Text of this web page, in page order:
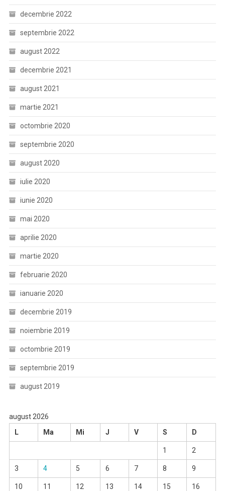
decembrie 2022
septembrie 2022
august 2022
decembrie 2021
august 2021
martie 2021
octombrie 2020
septembrie 2020
august 2020
iulie 2020
iunie 2020
mai 2020
aprilie 2020
martie 2020
februarie 2020
ianuarie 2020
decembrie 2019
noiembrie 2019
octombrie 2019
septembrie 2019
august 2019
august 2026
L
Ma Mi J V S D
1 2
3 4 5 6 7 8 9
10 11 12 13 14 15 16